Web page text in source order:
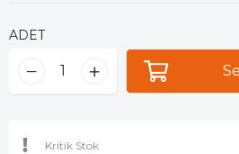
ADET
Kritik Stok